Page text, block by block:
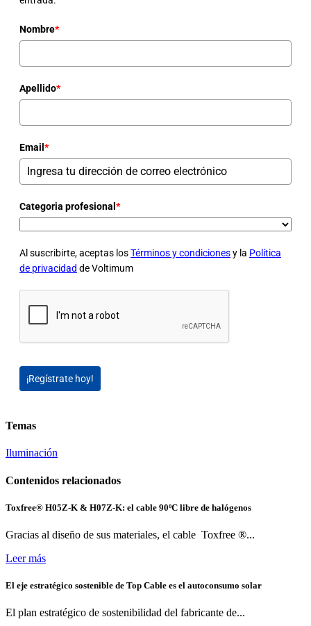
Nombre*
Apellido*
Email *
Categoria profesional *
Al suscribirte, aceptas losTérminos y condicionesy la Política
de privacidad de Voltimum
¡Regístrate hoy!
Temas
Iluminación
Contenidos relacionados
Toxfree® H05Z-K & H07Z-K: el cable 90ºC libre de halógenos
Gracias al diseño de sus materiales, el cable Toxfree ®...
Leer más
El eje estratégico sostenible de Top Cable es el autoconsumo solar
El plan estratégico de sostenibilidad del fabricante de...